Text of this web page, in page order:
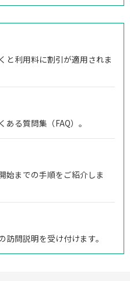
と利用料に割引が適用されま
る質問集（FAQ）。
始までの手順をご紹介しま
問説明を受け付けます。